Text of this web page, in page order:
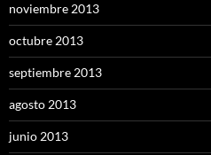
noviembre 2013
octubre 2013
septiembre 2013
agosto 2013
junio 2013